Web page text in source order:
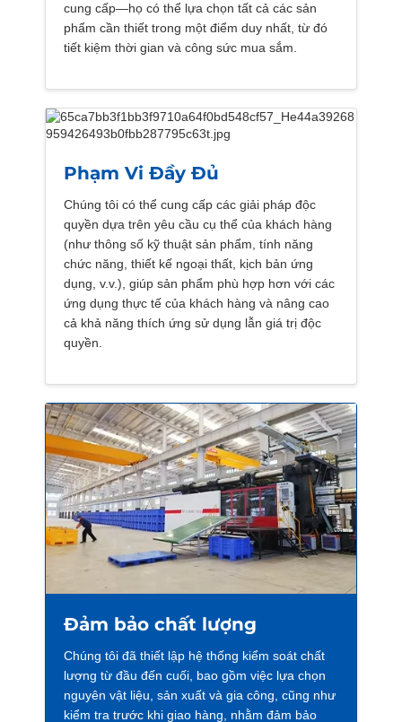
cung cấp—họ có thể lựa chọn tất cả các sản
phẩm cần thiết trong một điểm duy nhất, từ đó
tiết kiệm thời gian và công sức mua sắm.
Phạm Vi Đầy Đủ
Chúng tôi có thể cung cấp các giải pháp độc
quyền dựa trên yêu cầu cụ thể của khách hàng
(như thông số kỹ thuật sản phẩm, tính năng
chức năng, thiết kế ngoại thất, kịch bản ứng
dụng, v.v.), giúp sản phẩm phù hợp hơn với các
ứng dụng thực tế của khách hàng và nâng cao
cả khả năng thích ứng sử dụng lẫn giá trị độc
quyền.
Đảm bảo chất lượng
Chúng tôi đã thiết lập hệ thống kiểm soát chất
lượng từ đầu đến cuối, bao gồm việc lựa chọn
nguyên vật liệu, sản xuất và gia công, cũng như
kiểm tra trước khi giao hàng, nhằm đảm bảo